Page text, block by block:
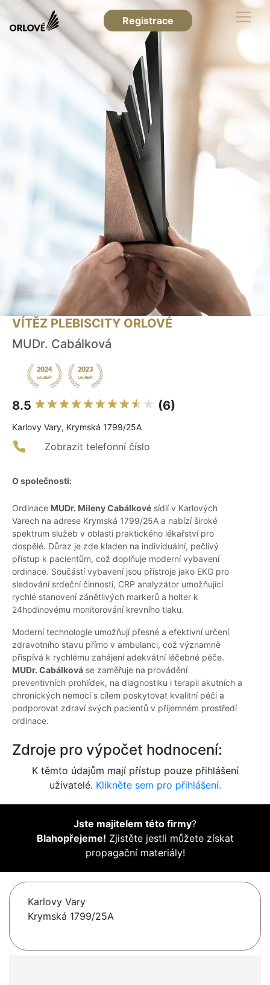
Registrace
VÍTĚZ PLEBISCITY ORLOVÉ
MUDr. Cabálková
8.5 (6)
Karlovy Vary, Krymská 1799/25A
Zobrazit telefonní číslo
O společnosti:
Ordinace MUDr. Mileny Cabálkové sídlí v Karlových
Varech na adrese Krymská 1799/25A a nabízí široké
spektrum služeb v oblasti praktického lékařství pro
dospělé. Důraz je zde kladen na individuální, pečlivý
přístup k pacientům, což doplňuje moderní vybavení
ordinace. Součástí vybavení jsou přístroje jako EKG pro
sledování srdeční činnosti, CRP analyzátor umožňující
rychlé stanovení zánětlivých markerů a holter k
24hodinovému monitorování krevního tlaku.
Moderní technologie umožňují přesné a efektivní určení
zdravotního stavu přímo v ambulanci, což významně
přispívá k rychlému zahájení adekvátní léčebné péče.
MUDr. Cabálková se zaměřuje na provádění
preventivních prohlídek, na diagnostiku i terapii akutních a
chronických nemocí s cílem poskytovat kvalitní péči a
podporovat zdraví svých pacientů v příjemném prostředí
ordinace.
Zdroje pro výpočet hodnocení:
K těmto údajům mají přístup pouze přihlášení
uživatelé. Klikněte sem pro přihlášení.
Jste majitelem této firmy?
Blahopřejeme! Zjistěte jestli můžete získat
propagační materiály!
Karlovy Vary
Krymská 1799/25A